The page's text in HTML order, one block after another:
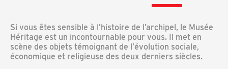
Si vous êtes sensible à l’histoire de l’archipel, le Musée
Héritage est un incontournable pour vous. Il met en
scène des objets témoignant de l’évolution sociale,
économique et religieuse des deux derniers siècles.